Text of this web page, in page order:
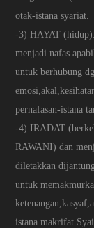
otak-istana syariat.
-3) HAYAT
menjadi nafas
untuk berhubung
pernafasan-istana
-4) IRADAT
RAWANI) dan
diletakkan
untuk
istana